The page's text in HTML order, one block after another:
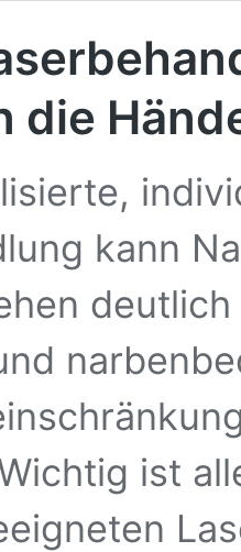
die
kann
ist